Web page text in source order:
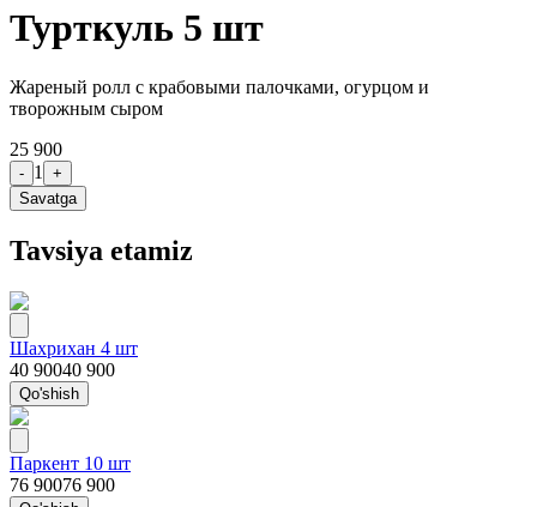
Турткуль 5 шт
Жареный ролл с крабовыми палочками, огурцом и
творожным сыром
25 900
- 1
+
Savatga
Tavsiya etamiz
Шахрихан 4 шт
40 90040 900
Qo'shish
Паркент 10 шт
76 90076 900